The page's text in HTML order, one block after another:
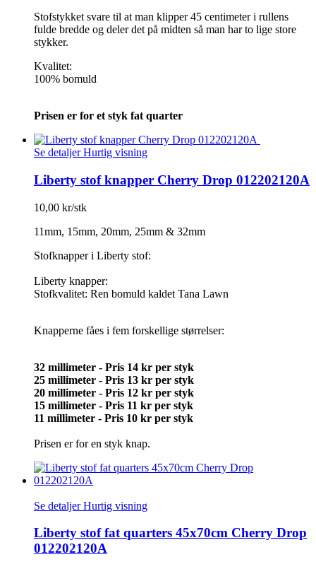
Stofstykket svare til at man klipper 45 centimeter i rullens
fulde bredde og deler det på midten så man har to lige store
stykker.
Kvalitet:
100% bomuld
Prisen er for et styk fat quarter
Se detaljerHurtig visning
Liberty stof knapper Cherry Drop 012202120A
10,00 kr/stk
11mm, 15mm, 20mm, 25mm & 32mm
Stofknapper i Liberty stof:
Liberty knapper:
Stofkvalitet: Ren bomuld kaldet Tana Lawn
Knapperne fåes i fem forskellige størrelser:
32 millimeter - Pris 14 kr per styk
25 millimeter - Pris 13 kr per styk
20 millimeter - Pris 12 kr per styk
15 millimeter - Pris 11 kr per styk
11 millimeter - Pris 10 kr per styk
Prisen er for en styk knap.
Se detaljerHurtig visning
Liberty stof fat quarters 45x70cm Cherry Drop
012202120A